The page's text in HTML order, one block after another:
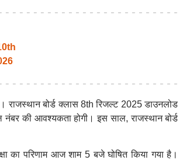
राजस्थान बोर्ड क्लास 8th रिजल्ट 2025 डाउनलोड
की आवश्यकता होगी। इस साल, राजस्थान बोर्ड
का परिणाम आज शाम 5 बजे घोषित किया गया है।